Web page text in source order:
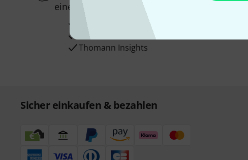
einen von
50 Gutscheinen
Inspirierende Beiträge
Thomann Insights
Sicher einkaufen & bezahlen